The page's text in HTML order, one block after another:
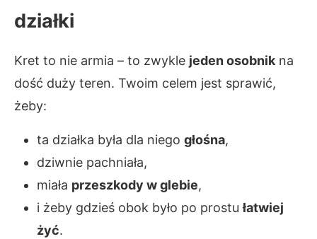
działki
Kret to nie armia – to zwykle jeden osobnik na
dość duży teren. Twoim celem jest sprawić,
żeby:
ta działka była dla niego głośna,
dziwnie pachniała,
miała przeszkody w glebie,
i żeby gdzieś obok było po prostułatwiej
żyć.